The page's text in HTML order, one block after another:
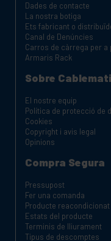
Dades de contacte
La nostra botiga
Ets fabricant o
Canal de Denúncies
Carros de càrrega per
Armaris Rack
Sobre
El nostre equip
Política de protecció de
Cookies
Copyright i avis legal
Opinions
Compra Segura
Pressupost
Fer una comanda
Producte reacondicionat
Estats del producte
Terminis de lliurament
Tipus de descomptes